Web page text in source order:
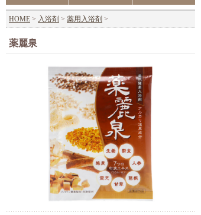
HOME > 入浴剤 > 薬用入浴剤 >
薬麗泉